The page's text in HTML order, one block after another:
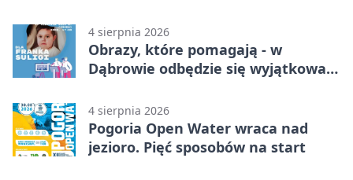
4 sierpnia 2026
Obrazy, które pomagają - w
Dąbrowie odbędzie się wyjątkowa
4 sierpnia 2026
Pogoria Open Water wraca nad
jezioro. Pięć sposobów na start